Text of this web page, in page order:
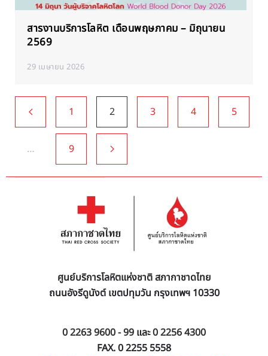
สารงานบริการโลหิต เดือนพฤษภาคม – มิถุนายน
2569
29 เมษายน 2026
1 2 3 4 5
… 9
ศูนย์บริการโลหิตแห่งชาติ สภากาชาดไทย
ถนนอังรีดูนังต์ เขตปทุมวัน กรุงเทพฯ 10330
0 2263 9600 - 99 และ0 2256 4300
FAX. 0 2255 5558